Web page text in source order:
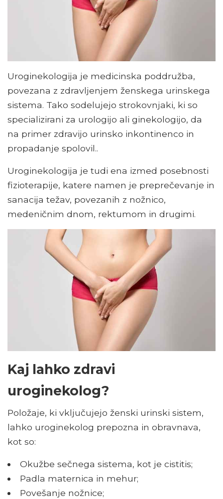
Uroginekologija je medicinska poddružba,
povezana z zdravljenjem ženskega urinskega
sistema. Tako sodelujejo strokovnjaki, ki so
specializirani za urologijo ali ginekologijo, da
na primer zdravijo urinsko inkontinenco in
propadanje spolovil..
Uroginekologija je tudi ena izmed posebnosti
fizioterapije, katere namen je preprečevanje in
sanacija težav, povezanih z nožnico,
medeničnim dnom, rektumom in drugimi.
Kaj lahko zdravi
uroginekolog?
Položaje, ki vključujejo ženski urinski sistem,
lahko uroginekolog prepozna in obravnava,
kot so:
Okužbe sečnega sistema, kot je cistitis;
Padla maternica in mehur;
Povešanje nožnice;